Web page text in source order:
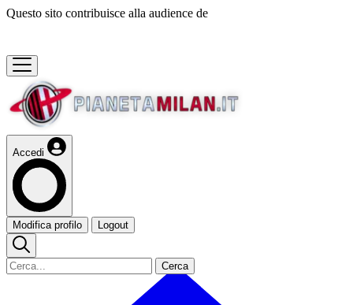
Questo sito contribuisce alla audience de
Accedi
Modifica profilo Logout
Cerca